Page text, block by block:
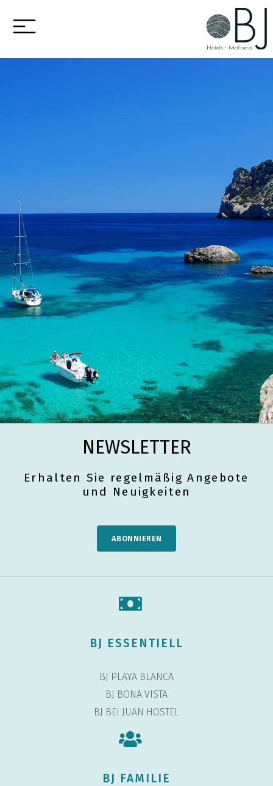
NEWSLETTER
Erhalten Sie regelmäßig Angebote
und Neuigkeiten
ABONNIEREN
BJ ESSENTIELL
BJ PLAYA BLANCA
BJ BONA VISTA
BJ BEI JUAN HOSTEL
BJ FAMILIE